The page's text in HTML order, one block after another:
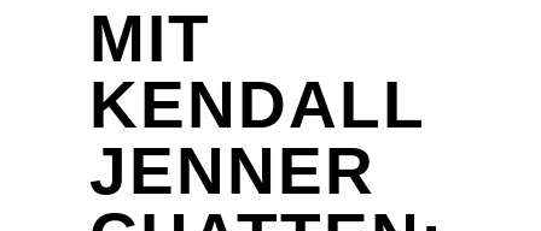
MIT
KENDALL
JENNER